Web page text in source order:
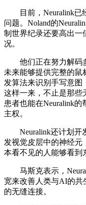
目前，Neuralink已
问题。Noland的
制世界纪录还要高出一
况。
他们正在努力解码多
未来能够提供完整的
发算法来识别手写意图
这样一来，不止是那些
患者也能在Neuralink
主权。
Neuralink还计划开发
发视觉皮层中的神经元
本看不见的人能够看到
马斯克表示，
宽来改善人类与AI的
的无缝连接。